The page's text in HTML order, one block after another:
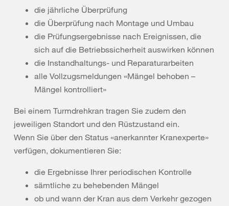
die jährliche Überprüfung
die Überprüfung nach Montage und Umbau
die Prüfungsergebnisse nach Ereignissen, die
sich auf die Betriebssicherheit auswirken können
die Instandhaltungs- und Reparaturarbeiten
alle Vollzugsmeldungen «Mängel behoben –
Mängel kontrolliert»
Bei einem Turmdrehkran tragen Sie zudem den
jeweiligen Standort und den Rüstzustand ein.
Wenn Sie über den Status «anerkannter Kranexperte»
verfügen, dokumentieren Sie:
die Ergebnisse Ihrer periodischen Kontrolle
sämtliche zu behebenden Mängel
ob und wann der Kran aus dem Verkehr gezogen